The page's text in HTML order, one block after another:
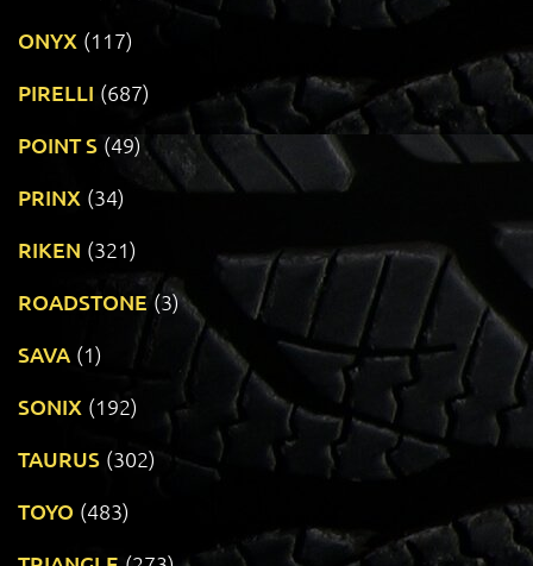
ONYX (117)
PIRELLI (687)
POINT S (49)
PRINX (34)
RIKEN (321)
ROADSTONE (3)
SAVA (1)
SONIX (192)
TAURUS (302)
TOYO (483)